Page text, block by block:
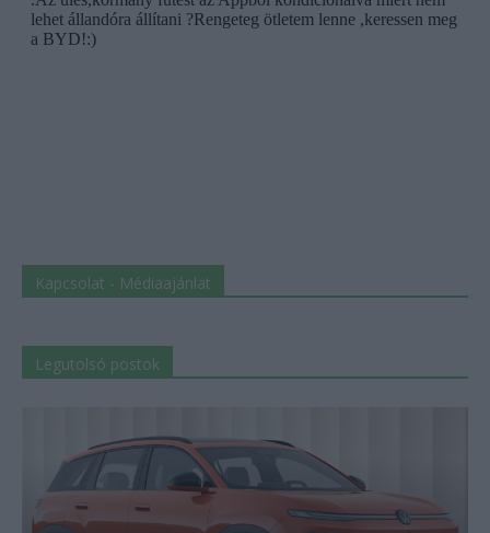
Kapcsolat - Médiaajánlat
Legutolsó postok